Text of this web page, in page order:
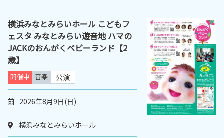
横浜みなとみらいホール こどもフ
ェスタ みなとみらい遊音地 ハマの
JACKのおんがくベビーランド【2
歳】
開催中 音楽 公演
2026年8月9日(日)
横浜みなとみらいホール